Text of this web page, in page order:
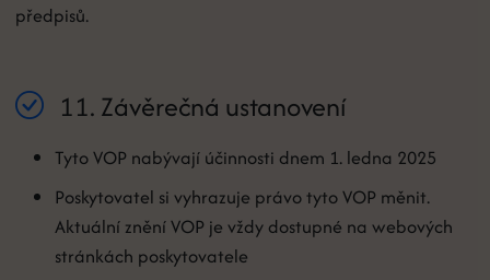
předpisů.
11. Závěrečná ustanovení
Tyto VOP nabývají účinnosti dnem 1. ledna 2025
Poskytovatel si vyhrazuje právo tyto VOP měnit.
Aktuální znění VOP je vždy dostupné na webových
stránkách poskytovatele